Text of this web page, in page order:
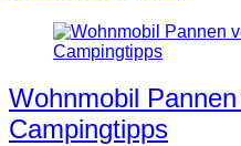
Wohnmobil
Campingtipps